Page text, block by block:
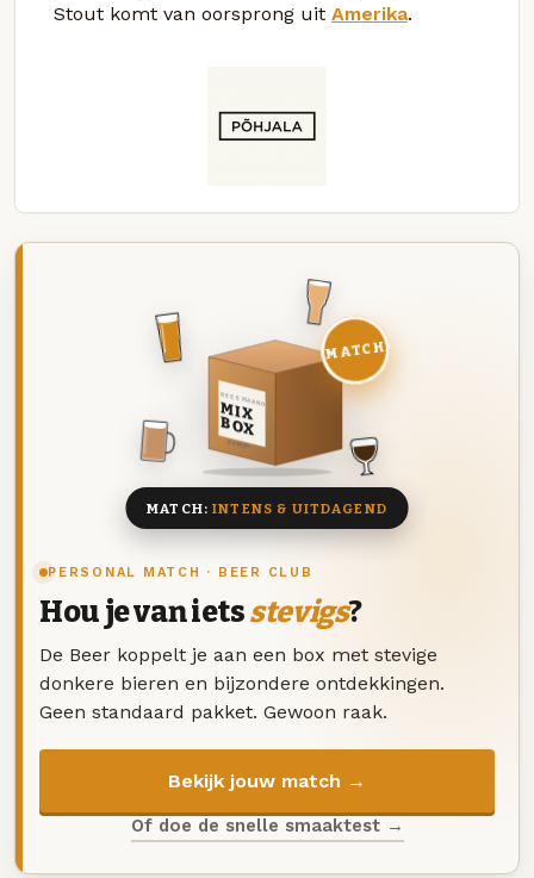
Stout komt van oorsprong uit Amerika.
PERSONAL MATCH · BEER CLUB
Hou je van ietsstevigs?
De Beer koppelt je aan een box met stevige
donkere bieren en bijzondere ontdekkingen.
Geen standaard pakket. Gewoon raak.
Bekijk jouw match →
Of doe de snelle smaaktest →
DEZE MAAND
MIX
BOX
8 BIEREN
MATCH
MATCH:INTENS & UITDAGEND